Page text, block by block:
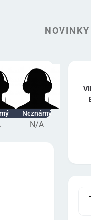
NOVINKY
Neznámý
N/A